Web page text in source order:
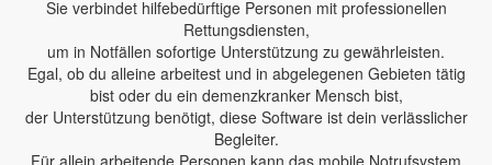
Sie verbindet hilfebedürftige Personen mit professionellen
Rettungsdiensten,
um in Notfällen sofortige Unterstützung zu gewährleisten.
Egal, ob du alleine arbeitest und in abgelegenen Gebieten tätig
bist oder du ein demenzkranker Mensch bist,
der Unterstützung benötigt, diese Software ist dein verlässlicher
Begleiter.